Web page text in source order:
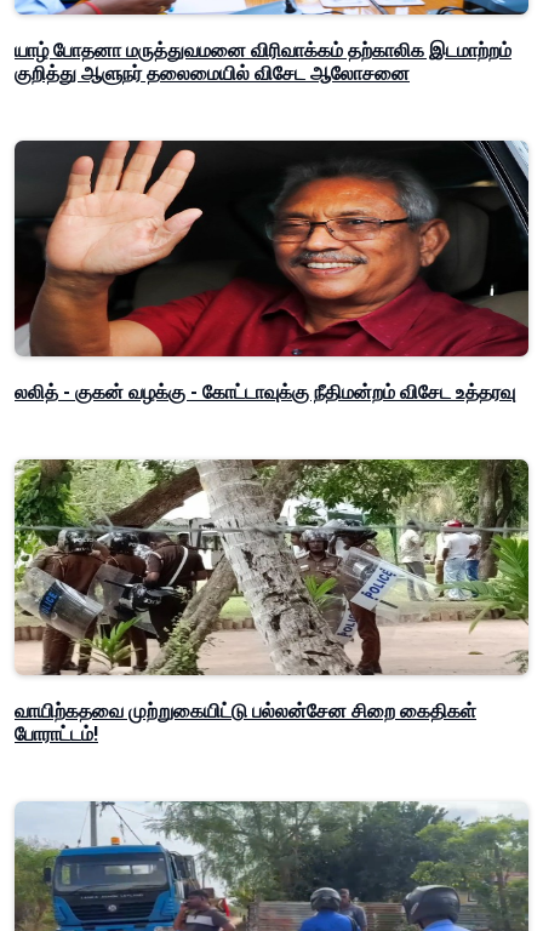
யாழ் போதனா மருத்துவமனை விரிவாக்கம் தற்காலிக இடமாற்றம்
குறித்து ஆளுநர் தலைமையில் விசேட ஆலோசனை
லலித் - குகன் வழக்கு - கோட்டாவுக்கு நீதிமன்றம் விசேட உத்தரவு
வாயிற்கதவை முற்றுகையிட்டு பல்லன்சேன சிறை கைதிகள்
போராட்டம்!